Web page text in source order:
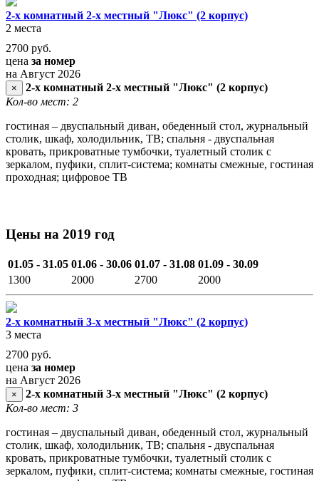
2-х комнатный 2-х местный "Люкс" (2 корпус)
2 места
2700 руб.
цена за номер
на Август 2026
×
2-х комнатный 2-х местный "Люкс" (2 корпус)
Кол-во мест: 2
гостиная – двуспальный диван, обеденный стол, журнальный
столик, шкаф, холодильник, ТВ; спальня - двуспальная
кровать, прикроватные тумбочки, туалетный столик с
зеркалом, пуфики, сплит-система; комнаты смежные, гостиная
проходная; цифровое ТВ
Цены на 2019 год
01.05 - 31.05 01.06 - 30.06 01.07 - 31.08 01.09 - 30.09
1300
2000 2700 2000
2-х комнатный 3-х местный "Люкс" (2 корпус)
3 места
2700 руб.
цена за номер
на Август 2026
×
2-х комнатный 3-х местный "Люкс" (2 корпус)
Кол-во мест: 3
гостиная – двуспальный диван, обеденный стол, журнальный
столик, шкаф, холодильник, ТВ; спальня - двуспальная
кровать, прикроватные тумбочки, туалетный столик с
зеркалом, пуфики, сплит-система; комнаты смежные, гостиная